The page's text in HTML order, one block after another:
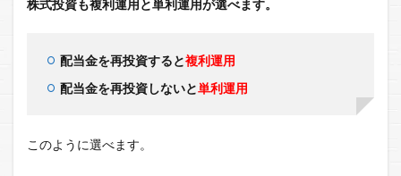
株式投資も複利運用と単利運用が選べます。
配当金を再投資すると複利運用
配当金を再投資しないと単利運用
このように選べます。